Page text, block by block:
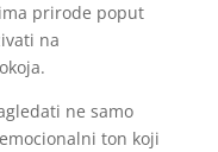
prirode poput
na
ne samo
ton koji